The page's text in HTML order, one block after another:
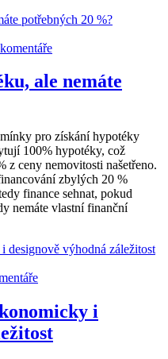
ale nemáte
pro získání hypotéky
100% hypotéky, což
z ceny nemovitosti našetřeno.
zbylých 20 %
finance sehnat, pokud
nemáte vlastní finanční
i